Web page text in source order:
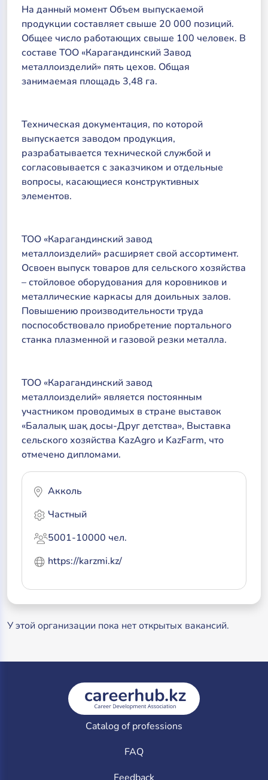
На данный момент Объем выпускаемой
продукции составляет свыше 20 000 позиций.
Общее число работающих свыше 100 человек. В
составе ТОО «Карагандинский Завод
металлоизделий» пять цехов. Общая
занимаемая площадь 3,48 га.
Техническая документация, по которой
выпускается заводом продукция,
разрабатывается технической службой и
согласовывается с заказчиком и отдельные
вопросы, касающиеся конструктивных
элементов.
ТОО «Карагандинский завод
металлоизделий» расширяет свой ассортимент.
Освоен выпуск товаров для сельского хозяйства
– стойловое оборудования для коровников и
металлические каркасы для доильных залов.
Повышению производительности труда
поспособствовало приобретение портального
станка плазменной и газовой резки металла.
ТОО «Карагандинский завод
металлоизделий» является постоянным
участником проводимых в стране выставок
«Балалық шақ досы-Друг детства», Выставка
сельского хозяйства KazAgro и KazFarm, что
отмечено дипломами.
Акколь
Частный
5001-10000 чел.
https://karzmi.kz/
У этой организации пока нет открытых вакансий.
Catalog of professions
FAQ